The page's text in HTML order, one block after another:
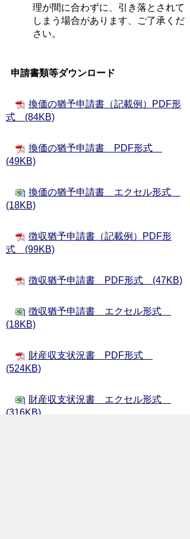
理が間に合わずに、引き落とされて
しまう場合があります、ご了承くだ
さい。
申請書類等ダウンロード
換価の猶予申請書（記載例）PDF形
式 (84KB)
換価の猶予申請書 PDF形式
(49KB)
換価の猶予申請書 エクセル形式
(18KB)
徴収猶予申請書（記載例）PDF形
式 (99KB)
徴収猶予申請書 PDF形式 (47KB)
徴収猶予申請書 エクセル形式
(18KB)
財産収支状況書 PDF形式
(524KB)
財産収支状況書 エクセル形式
(316KB)